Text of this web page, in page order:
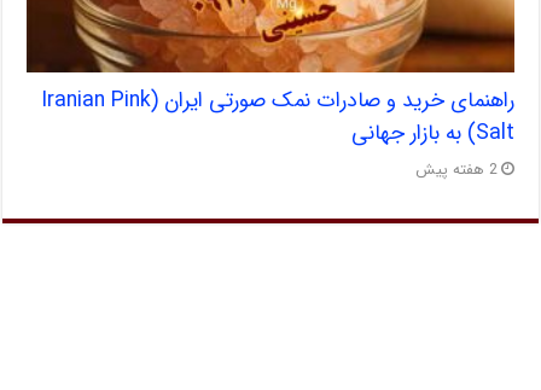
راهنمای خرید و صادرات نمک صورتی ایران (Iranian Pink
Salt) به بازار جهانی
2 هفته پیش